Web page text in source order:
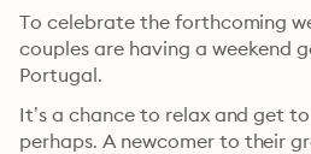
To celebrate the forthcoming
couples are having a weekend
Portugal.
It’s a chance to relax and get
perhaps. A newcomer to their